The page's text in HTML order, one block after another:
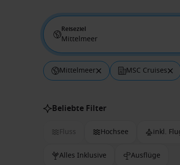
Reiseziel
Mittelmeer
Mittelmeer MSC Cruises
Beliebte Filter
Fluss Hochsee inkl.
Alles Inklusive Ausflüge